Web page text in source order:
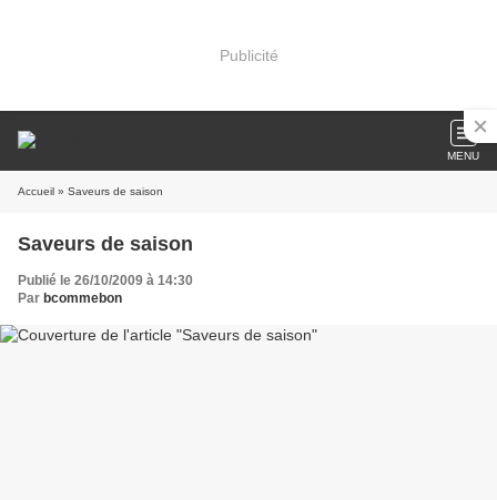
Publicité
MENU
Accueil » Saveurs de saison
Saveurs de saison
Publié le 26/10/2009 à 14:30
Par bcommebon